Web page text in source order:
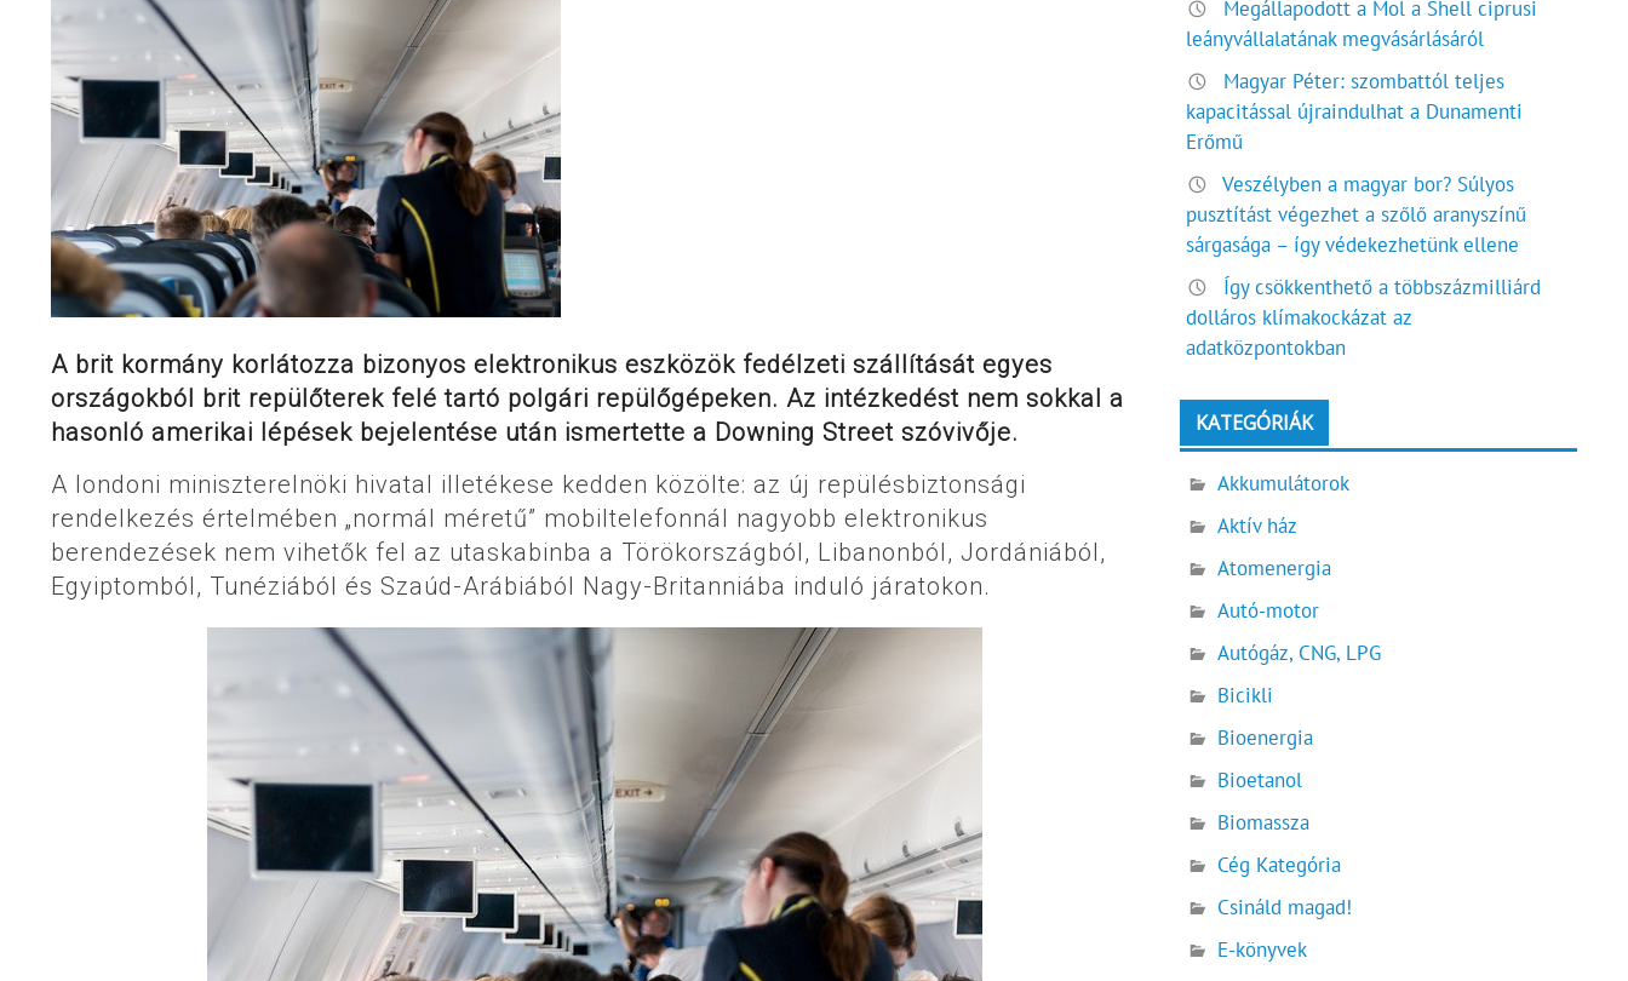
A brit kormány korlátozza bizonyos elektronikus eszközök fedélzeti szállítását egyes
országokból brit repülőterek felé tartó polgári repülőgépeken. Az intézkedést nem sokkal a
hasonló amerikai lépések bejelentése után ismertette a Downing Street szóvivője.
A londoni miniszterelnöki hivatal illetékese kedden közölte: az új repülésbiztonsági
rendelkezés értelmében „normál méretű” mobiltelefonnál nagyobb elektronikus
berendezések nem vihetők fel az utaskabinba a Törökországból, Libanonból, Jordániából,
Egyiptomból, Tunéziából és Szaúd-Arábiából Nagy-Britanniába induló járatokon.
Megállapodott a Mol a Shell ciprusi
leányvállalatának megvásárlásáról
Magyar Péter: szombattól teljes
kapacitással újraindulhat a Dunamenti
Erőmű
Veszélyben a magyar bor? Súlyos
pusztítást végezhet a szőlő aranyszínű
sárgasága – így védekezhetünk ellene
Így csökkenthető a többszázmilliárd
dolláros klímakockázat az
adatközpontokban
KATEGÓRIÁK
Akkumulátorok
Aktív ház
Atomenergia
Autó-motor
Autógáz, CNG, LPG
Bicikli
Bioenergia
Bioetanol
Biomassza
Cég Kategória
Csináld magad!
E-könyvek